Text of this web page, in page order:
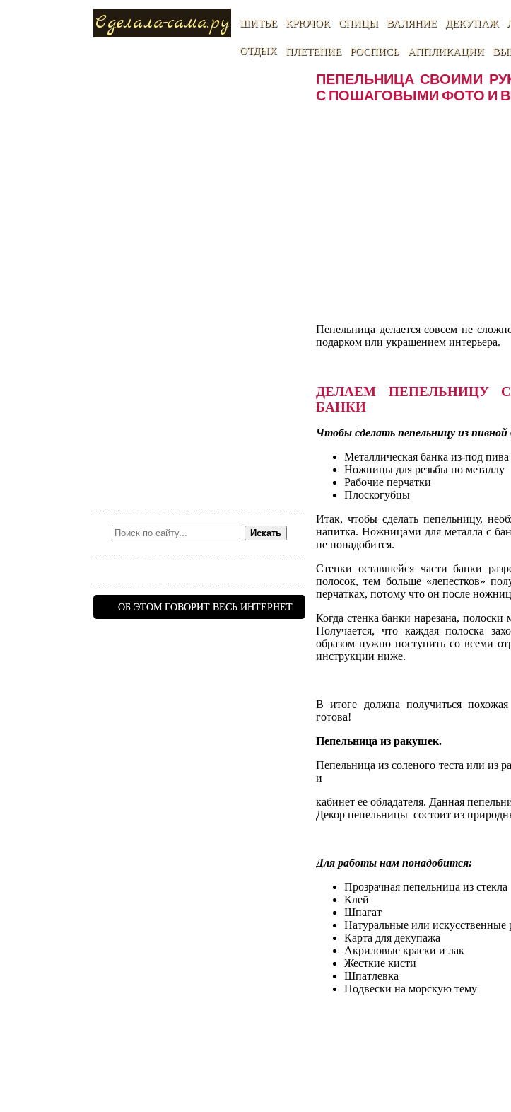
Сделала-сама.ру ШИТЬЕ КРЮЧОК СПИЦЫ ВАЛЯНИЕ ДЕКУПАЖ
ОТДЫХ ПЛЕТЕНИЕ РОСПИСЬ АППЛИКАЦИИ
Искать
ОБ ЭТОМ ГОВОРИТ ВЕСЬ ИНТЕРНЕТ
ПЕПЕЛЬНИЦА СВОИМИ
С ПОШАГОВЫМИ ФОТО И
Пепельница делается совсем не
подарком или украшением интерьера.
ДЕЛАЕМ ПЕПЕЛЬНИЦУ
БАНКИ
Чтобы сделать пепельницу из
Металлическая банка из-под
Ножницы для резьбы по металлу
Рабочие перчатки
Плоскогубцы
Итак, чтобы сделать пепельницу,
напитка. Ножницами для металла с
не понадобится.
Стенки оставшейся части банки
полосок, тем больше «лепестков»
перчатках, потому что он после
Когда стенка банки нарезана,
Получается, что каждая полоска
образом нужно поступить со всеми
инструкции ниже.
В итоге должна получиться
готова!
Пепельница из ракушек.
Пепельница из соленого теста или из
и
кабинет ее обладателя. Данная
Декор пепельницы состоит из
Для работы нам понадобится:
Прозрачная пепельница из стекла
Клей
Шпагат
Натуральные или искусственные
Карта для декупажа
Акриловые краски и лак
Жесткие кисти
Шпатлевка
Подвески на морскую тему